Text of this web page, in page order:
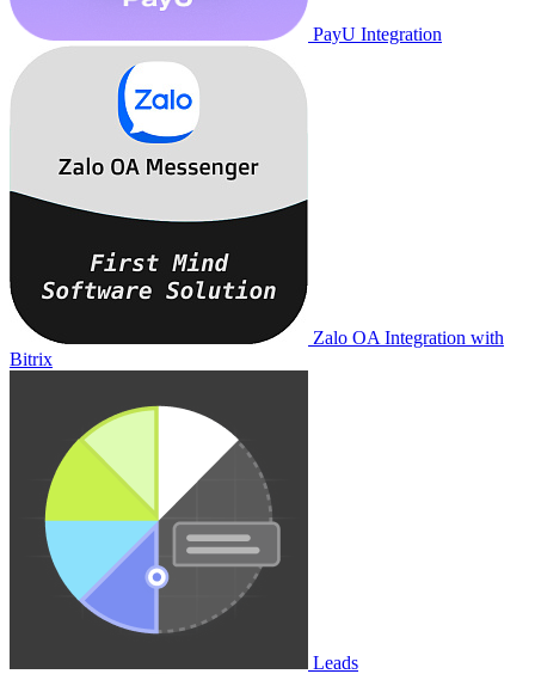
PayU Integration
Zalo OA Integration with
Bitrix
Leads